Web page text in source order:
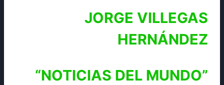
JORGE VILLEGAS
HERNÁNDEZ
“NOTICIAS DEL MUNDO”